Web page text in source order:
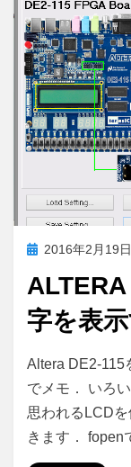
投
日:
2016年2月19日
字を表
投稿者さいこ
Altera
115
で
LCD
コメント
Altera DE2-115
でメモ． いろ
思われるLCD
きます．